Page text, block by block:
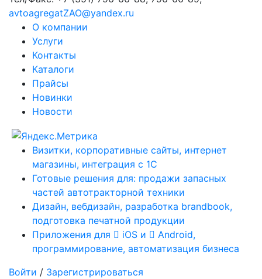
avtoagregatZAO@yandex.ru
О компании
Услуги
Контакты
Каталоги
Прайсы
Новинки
Новости
Визитки, корпоративные сайты, интернет
магазины, интеграция с 1С
Готовые решения для: продажи запасных
частей автотракторной техники
Дизайн, вебдизайн, разработка brandbook,
подготовка печатной продукции
Приложения для
iOS и
Android,
программирование, автоматизация бизнеса
Войти / Зарегистрироваться